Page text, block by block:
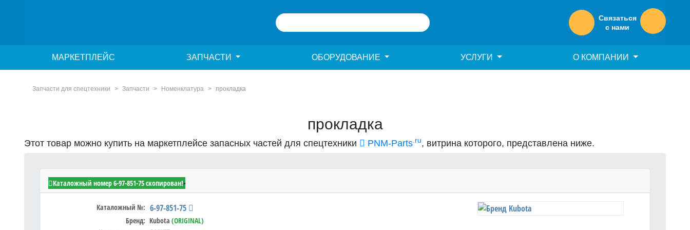
Связаться
с нами
МАРКЕТПЛЕЙС ЗАПЧАСТИ ОБОРУДОВАНИЕ УСЛУГИ О КОМПАНИИ
Запчасти для спецтехники Запчасти Номенклатура прокладка
прокладка
Этот товар можно купить на маркетплейсе запасных частей для спецтехники PNM-Parts.ru, витрина которого, представлена ниже.
Kubota 6-97-851-75 - GASKET
Каталожный №: 6-97-851-75
Бренд: Kubota (ORIGINAL)
Каталожный номер 6-97-851-75 скопирован!